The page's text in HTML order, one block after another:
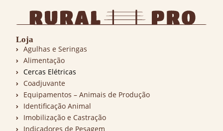
Loja
Agulhas e Seringas
Alimentação
Cercas Elétricas
Coadjuvante
Equipamentos – Animais de Produção
Identificação Animal
Imobilização e Castração
Indicadores de Pesagem